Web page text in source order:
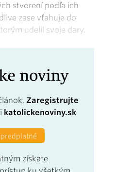
stvorení podľa ich
zase vťahuje do
udelil svoje dary.
Zaregistrujte
katolickenoviny.sk
získate